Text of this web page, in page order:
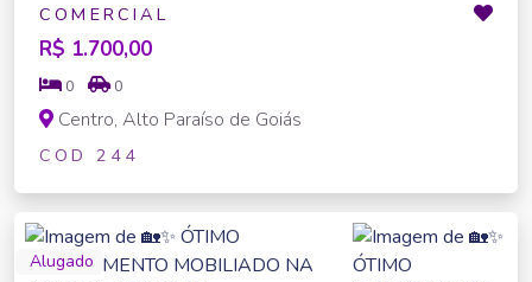
COMERCIAL
R$ 1.700,00
0 0
Centro, Alto Paraíso de Goiás
COD 244
Alugado